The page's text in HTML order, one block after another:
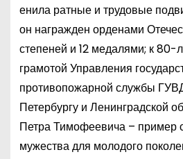
енила ратные и трудовые
он награжден орденами
степеней и 12 медалями; к 80-
грамотой Управления
противопожарной службы
Петербургу и Ленинградской
Петра Тимофеевича – пример
мужества для молодого